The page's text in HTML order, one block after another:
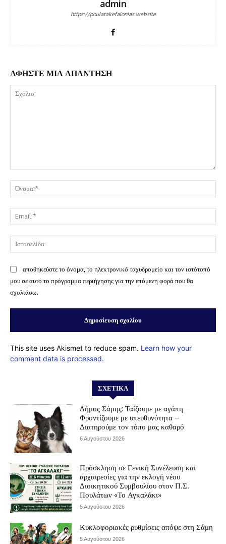
admin
https://poulatakefalonias.website
ΑΦΗΣΤΕ ΜΙΑ ΑΠΑΝΤΗΣΗ
αποθηκεύστε το όνομα, το ηλεκτρονικό ταχυδρομείο και τον ιστότοπό
μου σε αυτό το πρόγραμμα περιήγησης για την επόμενη φορά που θα
σχολιάσω.
This site uses Akismet to reduce spam. Learn how your
comment data is processed.
ΣΧΕΤΙΚΆ
Δήμος Σάμης: Ταΐζουμε με αγάπη –
Φροντίζουμε με υπευθυνότητα –
Διατηρούμε τον τόπο μας καθαρό
6 Αυγούστου 2026
Πρόσκληση σε Γενική Συνέλευση και
αρχαιρεσίες για την εκλογή νέου
Διοικητικού Συμβουλίου στον Π.Σ.
Πουλάτων «Το Αγκαλάκι»
5 Αυγούστου 2026
Κυκλοφοριακές ρυθμίσεις απόψε στη Σάμη
5 Αυγούστου 2026